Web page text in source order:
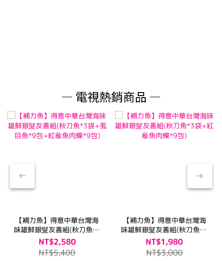
— 電視熱銷商品 —
【補力魚】得意中華台灣海
味雄鮮銀髮友善組(秋刀魚*3
袋+虱目魚*9包+紅藜魚肉燥
*9包)
NT$2,580
NT$5,400
【補力魚】得意中華台灣海
味雄鮮銀髮友善組(秋刀魚*3
袋+紅藜魚肉燥*9包)
NT$1,980
NT$3,000